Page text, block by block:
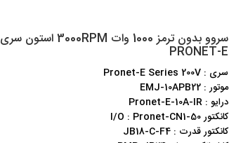
سروو بدون ترمز 1000 وات 3000RPM استون سری
PRONET-E
سری : Pronet-E Series 200V
موتور : EMJ-10APB22
درایو : Pronet-E-10A-IR
کانکتور I/O : Pronet-CN1-50
کانکتور قدرت : JB18-C-F4